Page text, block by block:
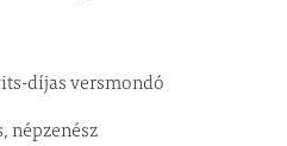
díjas versmondó
népzenész